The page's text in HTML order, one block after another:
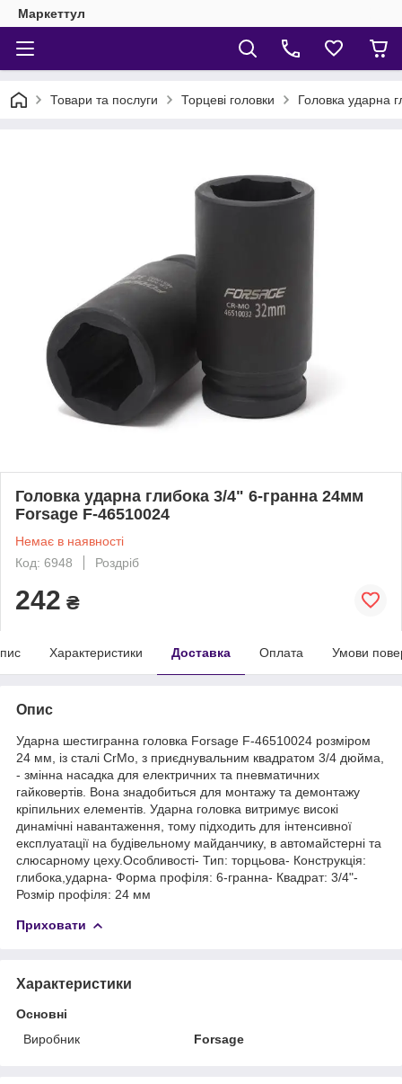
Маркеттул
Товари та послуги Торцеві головки Головка ударна
Головка ударна глибока 3/4" 6-гранна 24мм
Forsage F-46510024
Немає в наявності
Код: 6948
Роздріб
242 ₴
Характеристики Доставка Оплата Умови
Опис
Ударна шестигранна головка Forsage F-46510024 розміром
24 мм, із сталі CrMo, з приєднувальним квадратом 3/4 дюймa,
- змінна насадка для електричних та пневматичних
гайковертів. Вона знадобиться для монтажу та демонтажу
кріпильних елементів. Ударна головка витримує високі
динамічні навантаження, тому підходить для інтенсивної
експлуатації на будівельному майданчику, в автомайстерні та
слюсарному цеху.Особливості- Тип: торцьова- Конструкція:
глибока,ударна- Форма профіля: 6-гранна- Квадрат: 3/4"-
Розмір профіля: 24 мм
Приховати
Характеристики
Основні
Виробник
Forsage